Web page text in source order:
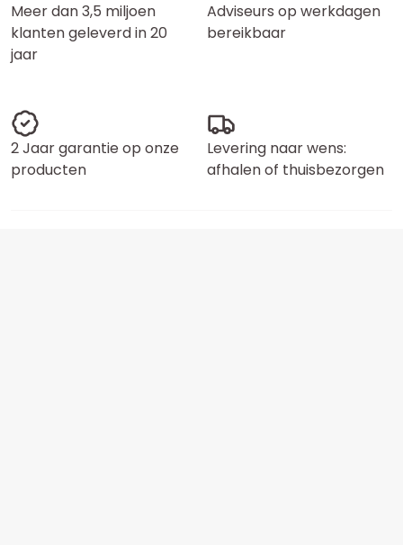
Meer dan 3,5 miljoen
klanten geleverd in 20
jaar
Adviseurs op werkdagen
bereikbaar
2 Jaar garantie op onze
producten
Levering naar wens:
afhalen of thuisbezorgen